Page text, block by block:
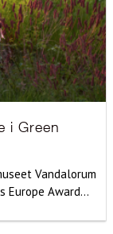
i Green
Vandalorum
Europe Award...